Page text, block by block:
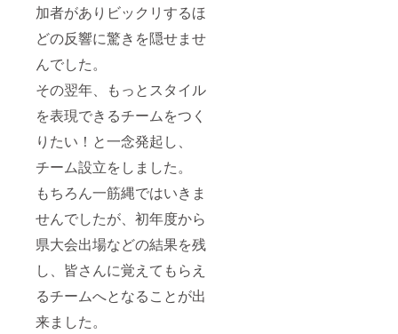
加者がありビックリするほ
どの反響に驚きを隠せませ
んでした。
その翌年、もっとスタイル
を表現できるチームをつく
りたい！と一念発起し、
チーム設立をしました。
もちろん一筋縄ではいきま
せんでしたが、初年度から
県大会出場などの結果を残
し、皆さんに覚えてもらえ
るチームへとなることが出
来ました。